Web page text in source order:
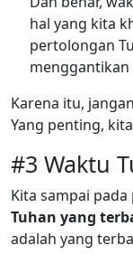
hal yang kita
pertolongan
Karena itu,
Yang penting,
#3 Waktu
Kita sampai
Tuhan yang
adalah yang